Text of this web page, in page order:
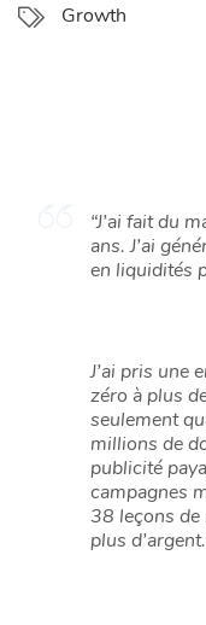
Growth
“J’ai fait du
ans. J’ai
en liquidités
J’ai pris une
zéro à plus
seulement
millions de
publicité
campagnes
38 leçons
plus